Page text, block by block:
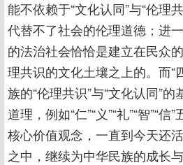
能不依赖于“文化认同”与“伦理
代替不了社会的伦理道德；进
的法治社会恰恰是建立在民众
理共识的文化土壤之上的。而“
族的“伦理共识”与“文化认同”
道理，例如“仁”“义”“礼”“智”“
核心价值观念，一直到今天还
之中，继续为中华民族的成长